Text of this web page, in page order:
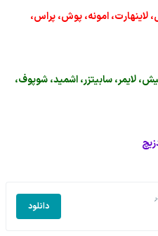
لاینهارت، امونه، پوش، پراس،
لایمر، سابیتزر، اشمید، شوپوف،
دانلود